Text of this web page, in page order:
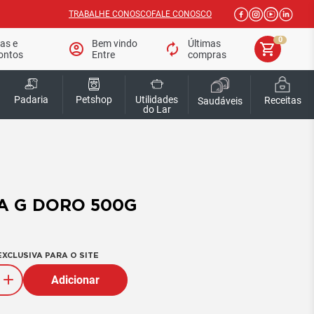
TRABALHE CONOSCOFALE CONOSCO
e
account_circle
Bem vindo
Entre
autorenew
Últimas
compras
shopping_cart
0
Padaria Petshop
Utilidades
do Lar
Saudáveis Receitas
G DORO 500G
Adicionar
PARA O SITE